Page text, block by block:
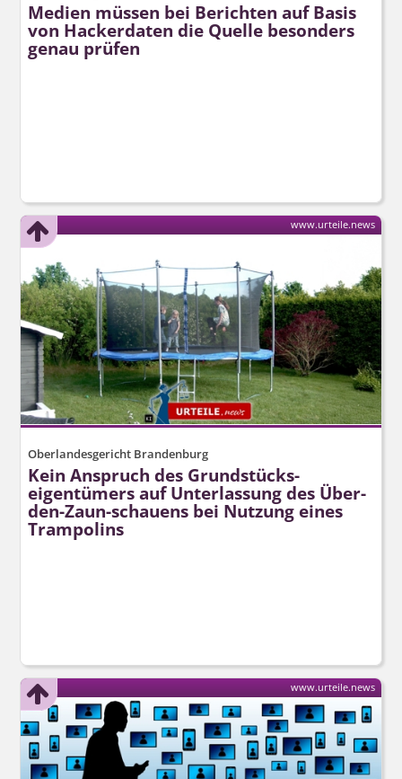
Medien müssen bei Berichten auf Basis
von Hackerdaten die Quelle besonders
genau prüfen
Oberlandesgericht Brandenburg
Kein Anspruch des Grundstücks­
eigentümers auf Unterlassung des Über-
den-Zaun-schauens bei Nutzung eines
Trampolins
www.urteile.news
www.urteile.news